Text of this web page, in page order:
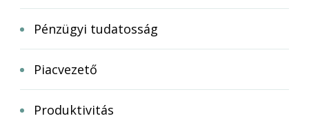
Pénzügyi tudatosság
Piacvezető
Produktivitás